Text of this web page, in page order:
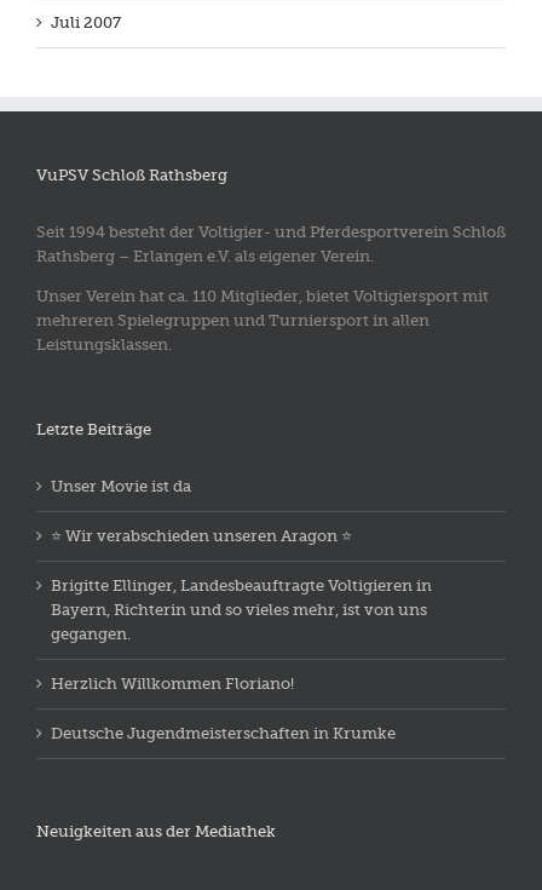
Juli 2007
VuPSV Schloß Rathsberg
Seit 1994 besteht der Voltigier- und Pferdesportverein Schloß
Rathsberg – Erlangen e.V. als eigener Verein.
Unser Verein hat ca. 110 Mitglieder, bietet Voltigiersport mit
mehreren Spielegruppen und Turniersport in allen
Leistungsklassen.
Letzte Beiträge
Unser Movie ist da
⭐️ Wir verabschieden unseren Aragon ⭐️
Brigitte Ellinger, Landesbeauftragte Voltigieren in
Bayern, Richterin und so vieles mehr, ist von uns
gegangen.
Herzlich Willkommen Floriano!
Deutsche Jugendmeisterschaften in Krumke
Neuigkeiten aus der Mediathek